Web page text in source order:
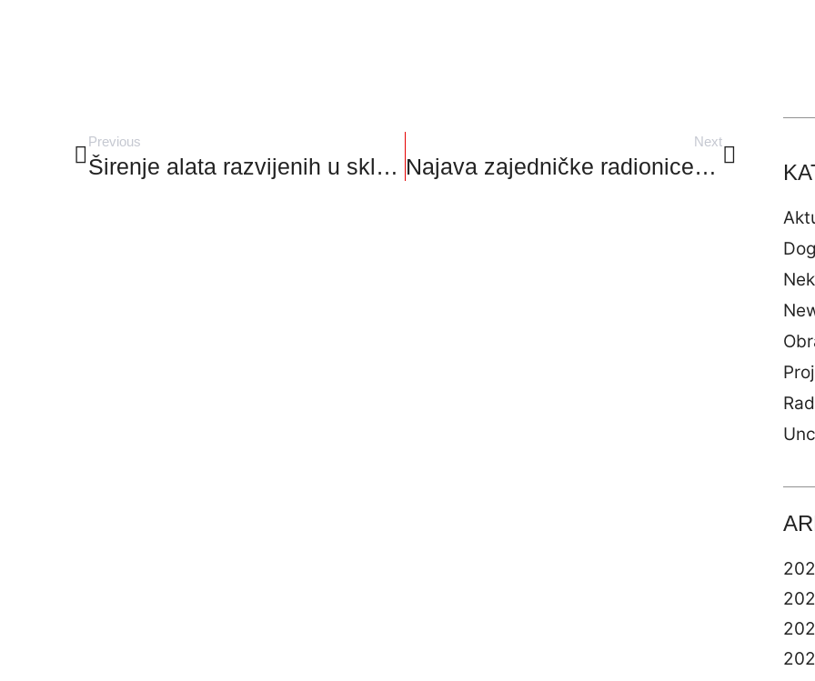
Previous
Širenje alata razvijenih u sklopu IMPULSE projekta
Next
Najava zajedničke radionice IEA Bioenergy Task 43 i BioEast inicijative